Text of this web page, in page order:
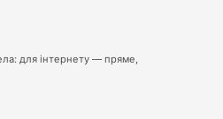
для інтернету — пряме,